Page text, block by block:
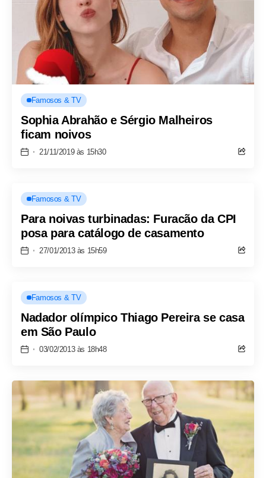
Famosos & TV
Sophia Abrahão e Sérgio Malheiros
ficam noivos
21/11/2019 às 15h30
Famosos & TV
Para noivas turbinadas: Furacão da CPI
posa para catálogo de casamento
27/01/2013 às 15h59
Famosos & TV
Nadador olímpico Thiago Pereira se casa
em São Paulo
03/02/2013 às 18h48